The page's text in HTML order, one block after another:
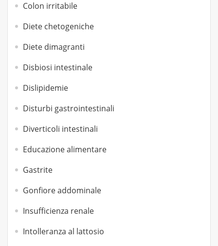
Colon irritabile
Diete chetogeniche
Diete dimagranti
Disbiosi intestinale
Dislipidemie
Disturbi gastrointestinali
Diverticoli intestinali
Educazione alimentare
Gastrite
Gonfiore addominale
Insufficienza renale
Intolleranza al lattosio